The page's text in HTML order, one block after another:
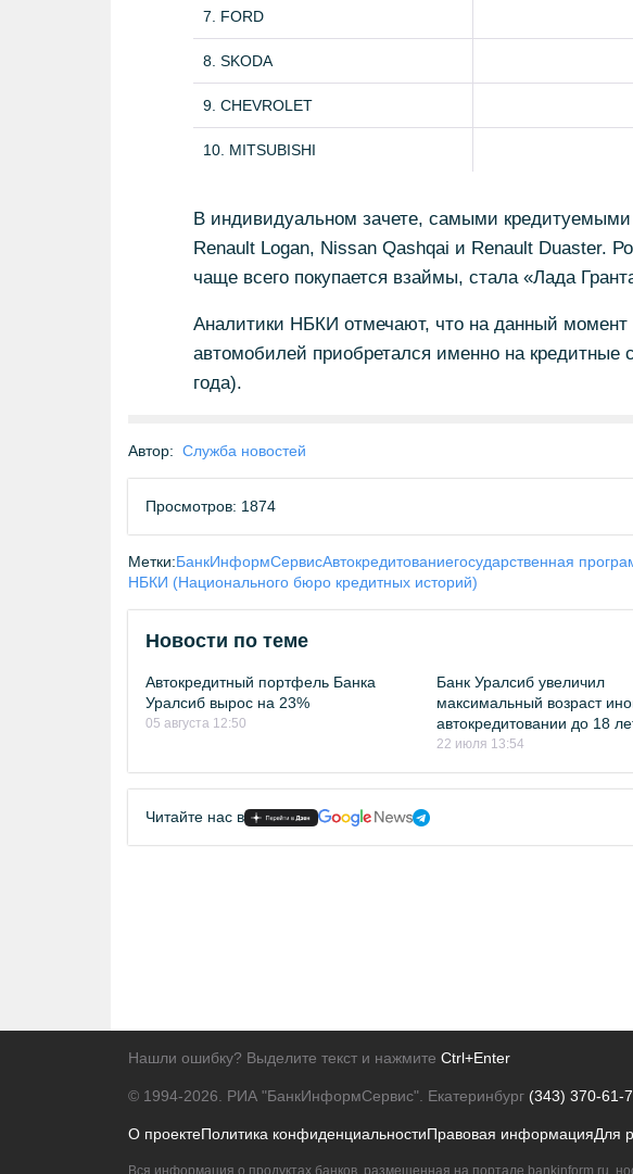
7. FORD
8. SKODA
9. CHEVROLET
10. MITSUBISHI
В индивидуальном зачете, самыми
Renault Logan, Nissan Qashqai и Renault Duaster.
чаще всего покупается взаймы, стала «Лада
Аналитики НБКИ отмечают, что на данный момент
автомобилей приобретался именно на кредитные
года).
Автор: Служба новостей
Просмотров: 1874
Метки:БанкИнформСервисАвтокредитованиегосударственная
НБКИ (Национального бюро кредитных историй)
Новости по теме
Автокредитный портфель Банка
Уралсиб вырос на 23%
05 августа 12:50
Банк Уралсиб увеличил
максимальный возраст
автокредитовании до 18
22 июля 13:54
Читайте нас в
Нашли ошибку? Выделите текст и нажмите Ctrl+Enter
© 1994-2026. РИА "БанкИнформСервис". Екатеринбург (343) 370-61-
О проектеПолитика конфиденциальностиПравовая информацияДля
Вся информация о продуктах банков, размещенная на портале bankinform.ru,